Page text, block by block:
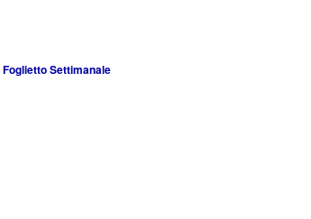
Foglietto Settimanale